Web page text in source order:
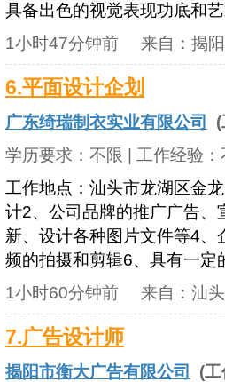
具备出色的视觉表现功底和
1小时47分钟前 来自： 揭
6.平面设计企划
广东绮瑞制衣实业有限公司
学历要求： 不限 | 工作经验：
工作地点：汕头市龙湖区金
计2、公司品牌的推广广告
新、设计各种图片文件等4
频的拍摄和剪辑6、具有一定
1小时60分钟前 来自： 汕
7.广告设计师
揭阳市衡大广告有限公司
(